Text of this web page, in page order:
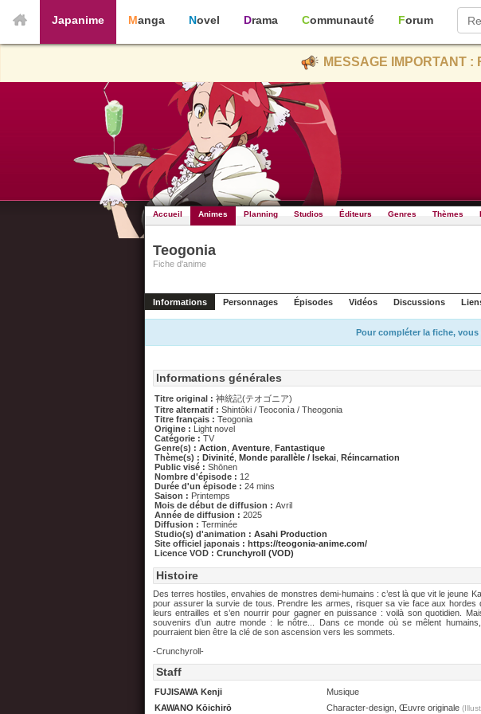
Japanime Manga Novel Drama Communauté Forum
MESSAGE IMPORTANT :
Accueil Animes Planning Studios Éditeurs Genres Thèmes
Teogonia
Fiche d'anime
Informations Personnages Épisodes Vidéos Discussions
Pour compléter la fiche,
Informations générales
Titre original : 神統記(テオゴニア)
Titre alternatif : Shintōki / Teoconìa / Theogonia
Titre français : Teogonia
Origine : Light novel
Catégorie : TV
Genre(s) : Action Aventure Fantastique
Thème(s) : Divinité Monde parallèle / Isekai Réincarnation
Public visé : Shōnen
Nombre d'épisode : 12
Durée d'un épisode : 24 mins
Saison : Printemps
Mois de début de diffusion : Avril
Année de diffusion : 2025
Diffusion : Terminée
Studio(s) d'animation : Asahi Production
Site officiel japonais : https://teogonia-anime.com/
Licence VOD : Crunchyroll (VOD)
Histoire
Des terres hostiles, envahies de monstres demi-humains : c’est là que vit le jeune
pour assurer la survie de tous. Prendre les armes, risquer sa vie face aux hordes
leurs entrailles et s’en nourrir pour gagner en puissance : voilà son quotidien.
souvenirs d’un autre monde : le nôtre... Dans ce monde où se mêlent
pourraient bien être la clé de son ascension vers les sommets.
-Crunchyroll-
Staff
FUJISAWA Kenji
Musique
KAWANO Kōichirō
Character-design, Œuvre originale